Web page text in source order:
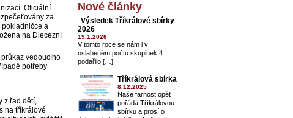
Oficiální
za
pokladničce a
na Diecézní
vedoucího
potřeby
z řad dětí,
na tříkrálové
Nové články
Výsledek Tříkrálové sbírky
2026
19.1.2026
V tomto roce se nám i v
oslabeném počtu skupinek 4
podařilo […]
Tříkrálová sbírka
8.12.2025
Naše farnost opět
pořádá Tříkrálovou
sbírku a prosí o